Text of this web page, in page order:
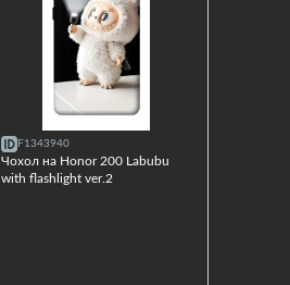
F1343940
Чохол на Honor 200 Labubu
with flashlight ver.2